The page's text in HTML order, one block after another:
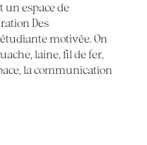
un espace de
Des
motivée. On
laine, fil de fer,
la communication